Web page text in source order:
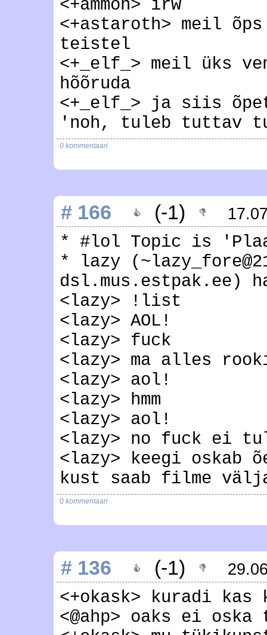
<+ammon> irw
<+astaroth> meil
teistel
<+_elf_> meil üks
hõõruda
<+_elf_> ja siis
'noh, tuleb tuttav
0 kommentaari
# 166 (-1)
* #lol Topic is
* lazy
dsl.mus.estpak.ee)
<lazy> !list
<lazy> AOL!
<lazy> fuck
<lazy> ma alles
<lazy> aol!
<lazy> hmm
<lazy> aol!
<lazy> no fuck ei
<lazy> keegi oskab
kust saab filme
0 kommentaari
# 136 (-1)
<+okask> kuradi kas
<@ahp> oaks ei oska